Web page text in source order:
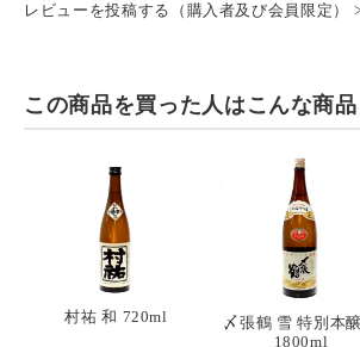
レビューを投稿する（購入者及び会員限定）
この商品を買った人はこんな商
村祐 和 720ml
〆張鶴 雪 特別本
1800ml